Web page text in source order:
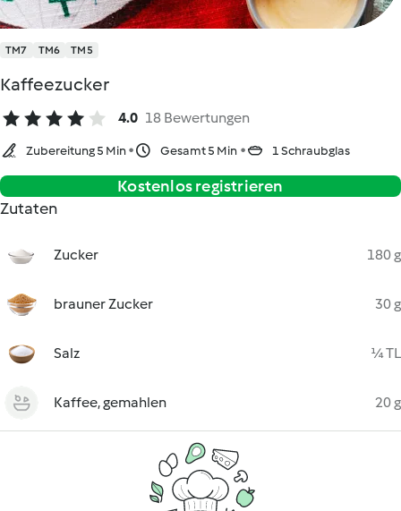
TM7 TM6 TM5
Kaffeezucker
4.0 18 Bewertungen
Zubereitung 5 Min Gesamt 5 Min 1 Schraubglas
Kostenlos registrieren
Zutaten
Zucker 180 g
brauner Zucker 30 g
Salz ¼ TL
Kaffee, gemahlen 20 g